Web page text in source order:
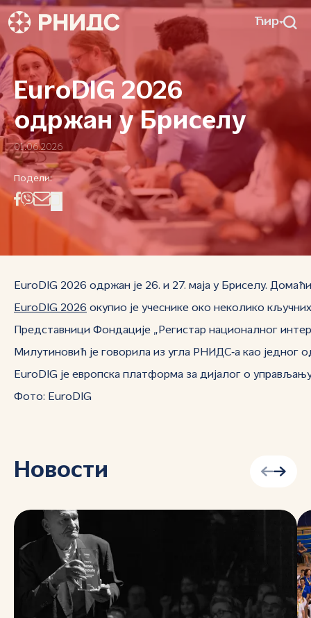
Ћир
EuroDIG 2026
одржан у Бриселу
01.06.2026
Подели:
EuroDIG 2026 одржан је 26. и 27. маја у Бриселу.
EuroDIG 2026 окупио је учеснике око неколико
Представници Фондације „Регистар националног
Милутиновић је говорила из угла РНИДС‑а као једног
EuroDIG је европска платформа за дијалог о
Фото: EuroDIG
Новости